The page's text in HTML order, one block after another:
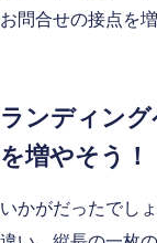
お問合せの接点を
ランディン
を増やそう！
いかがだったでし